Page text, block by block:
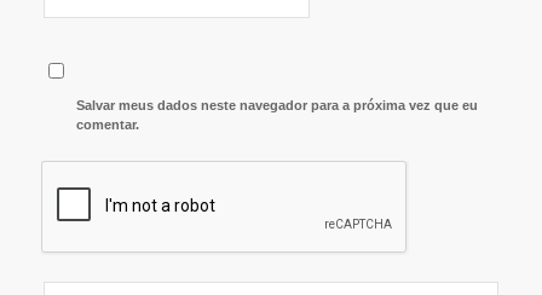
Salvar meus dados neste navegador para a próxima vez que eu
comentar.